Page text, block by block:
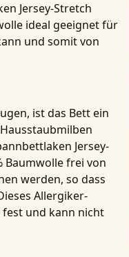
Jersey-Stretch
ideal geeignet für
und somit von
ist das Bett ein
Jersey-
Baumwollefrei von
werden, so dass
Allergiker-
fest und kann nicht